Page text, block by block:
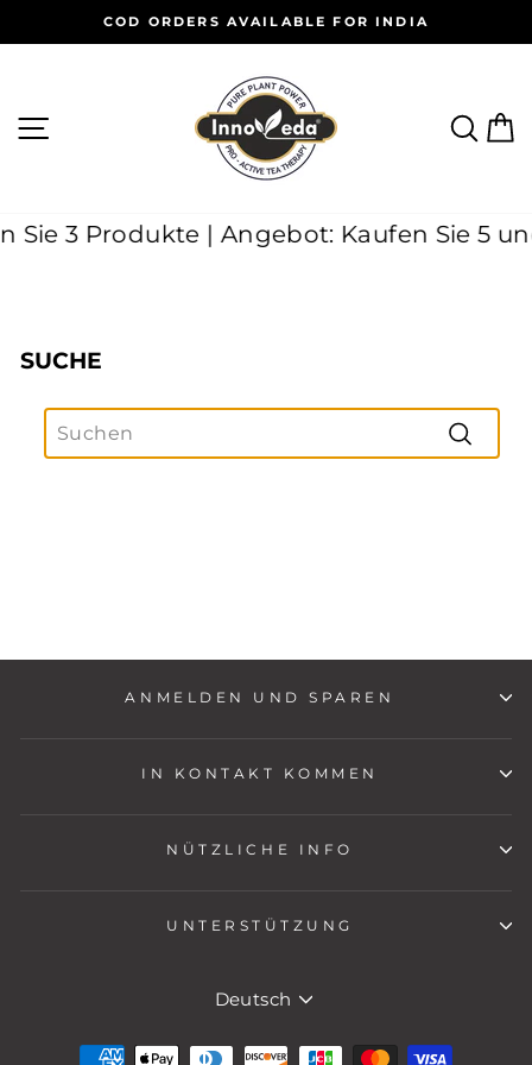
zum
Pause
Diashow
COD ORDERS AVAILABLE FOR INDIA
SEITENNAVIGATION
Sie 3 Produkte | Angebot: Kaufen Sie 5
SUCHE
SEARCH
Suchen
ANMELDEN UND SPAREN
IN KONTAKT KOMMEN
NÜTZLICHE INFO
UNTERSTÜTZUNG
SPRACHE
Deutsch